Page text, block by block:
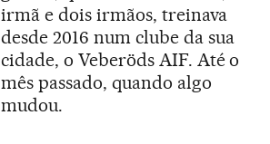
irmã e dois irmãos, treinava
desde 2016 num clube da sua
cidade, o Veberöds AIF. Até o
mês passado, quando algo
mudou.